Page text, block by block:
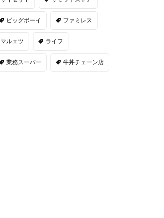
ビッグボーイ ファミレス
マルエツ ライフ
業務スーパー 牛丼チェーン店